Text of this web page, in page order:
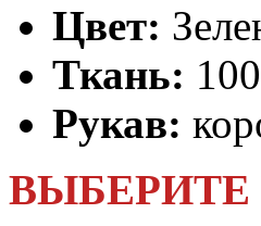
Цвет:
Ткань:
Рукав:
ВЫБЕРИТЕ